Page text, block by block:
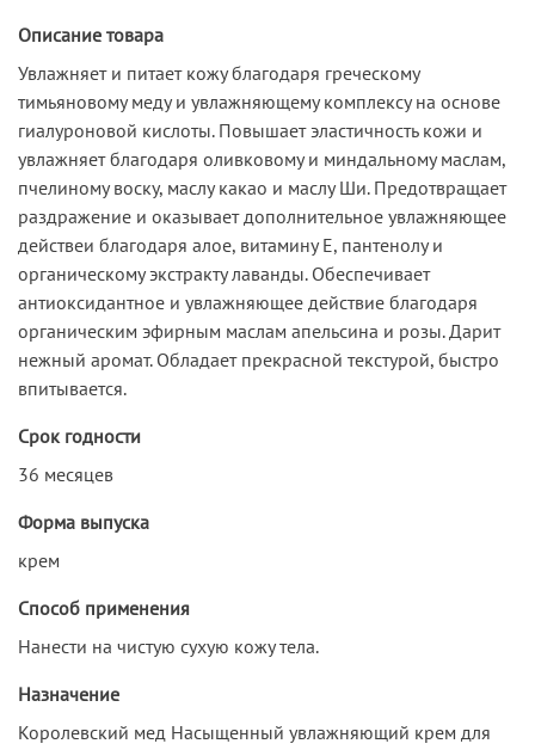
Описание товара
Увлажняет и питает кожу благодаря греческому
тимьяновому меду и увлажняющему комплексу на основе
гиалуроновой кислоты. Повышает эластичность кожи и
увлажняет благодаря оливковому и миндальному маслам,
пчелиному воску, маслу какао и маслу Ши. Предотвращает
раздражение и оказывает дополнительное увлажняющее
действеи благодаря алое, витамину Е, пантенолу и
органическому экстракту лаванды. Обеспечивает
антиоксидантное и увлажняющее действие благодаря
органическим эфирным маслам апельсина и розы. Дарит
нежный аромат. Обладает прекрасной текстурой, быстро
впитывается.
Срок годности
36 месяцев
Форма выпуска
крем
Способ применения
Нанести на чистую сухую кожу тела.
Назначение
Королевский мед Насыщенный увлажняющий крем для